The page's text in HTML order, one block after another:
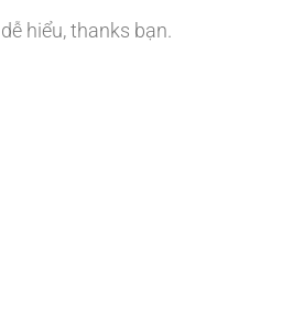
hiểu, thanks bạn.